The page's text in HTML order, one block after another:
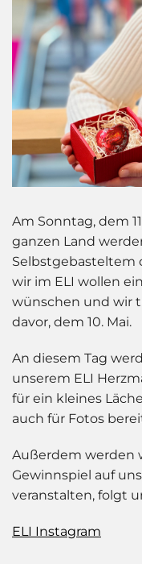
Am Sonntag, dem
ganzen Land
Selbstgebasteltem
wir im ELI wollen
wünschen und wir
davor, dem 10. Mai.
An diesem Tag
unserem ELI
für ein kleines
auch für Fotos
Außerdem werden
Gewinnspiel auf
veranstalten, folgt
ELI Instagram